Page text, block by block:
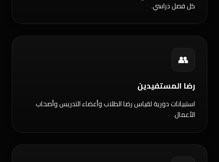
كل فصل دراسي.
👥
رضا المستفيدين
استبيانات دورية لقياس رضا الطلاب وأعضاء التدريس وأصحاب
الأعمال.